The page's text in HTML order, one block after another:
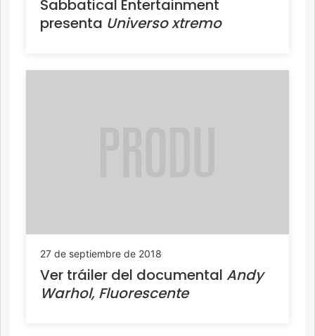
Sabbatical Entertainment
presenta Universo xtremo
27 de septiembre de 2018
Ver tráiler del documental Andy
Warhol, Fluorescente